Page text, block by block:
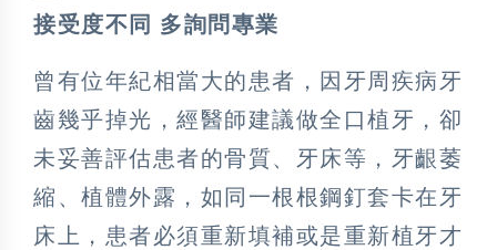
接受度不同 多詢問專業
曾有位年紀相當大的患者，因牙周疾病牙
齒幾乎掉光，經醫師建議做全口植牙，卻
未妥善評估患者的骨質、牙床等，牙齦萎
縮、植體外露，如同一根根鋼釘套卡在牙
床上，患者必須重新填補或是重新植牙才